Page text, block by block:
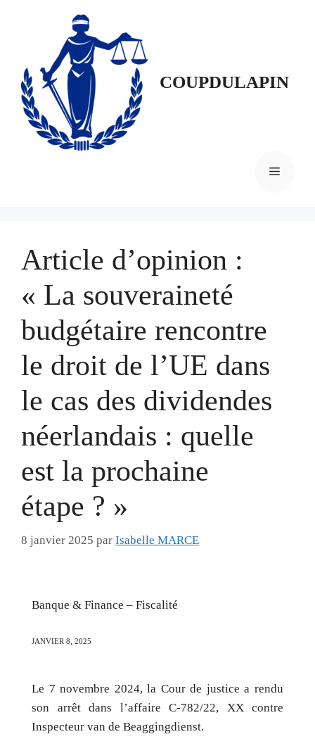
COUPDULAPIN
MENU
Article d’opinion :
« La souveraineté
budgétaire rencontre
le droit de l’UE dans
le cas des dividendes
néerlandais : quelle
est la prochaine
étape ? »
8 janvier 2025 par Isabelle MARCE
Banque & Finance – Fiscalité
JANVIER 8, 2025
Le 7 novembre 2024, la Cour de justice a rendu
son arrêt dans l’affaire C-782/22, XX contre
Inspecteur van de Beaggingdienst.